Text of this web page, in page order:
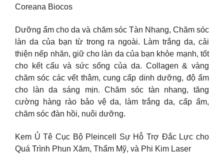
Coreana Biocos
Dưỡng ẩm cho da và chăm sóc Tàn Nhang, Chăm sóc
làn da của bạn từ trong ra ngoài. Làm trắng da, cải
thiện nếp nhăn, giữ cho làn da của bạn khỏe mạnh, tốt
cho kết cấu và sức sống của da. Collagen & vàng
chăm sóc các vết thâm, cung cấp dinh dưỡng, độ ẩm
cho làn da sáng mịn. Chăm sóc tàn nhang, tăng
cường hàng rào bảo vệ da, làm trắng da, cấp ẩm,
chăm sóc đàn hồi, nuôi dưỡng.
Kem Ủ Tê Cục Bộ Pleincell Sự Hỗ Trợ Đắc Lực cho
Quá Trình Phun Xăm, Thẩm Mỹ, và Phi Kim Laser